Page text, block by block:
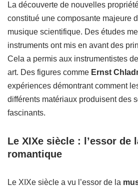
La découverte de nouvelles
constitué une composante majeure
musique scientifique. Des études
instruments ont mis en avant des
Cela a permis aux instrumentistes
art. Des figures comme Ernst
expériences démontrant comment
différents matériaux produisent des
fascinants.
Le XIXe siècle : l’essor de
romantique
Le XIXe siècle a vu l’essor de la